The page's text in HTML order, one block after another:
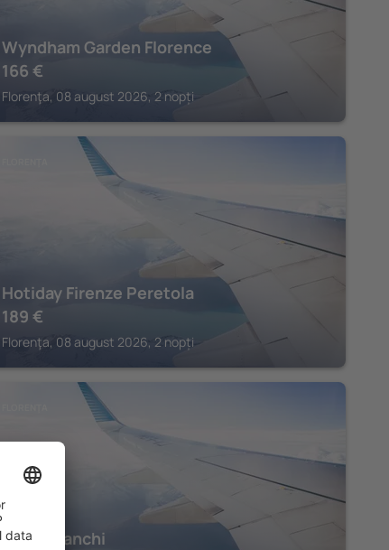
Wyndham Garden Florence
166 €
Florenţa, 08 august 2026, 2 nopți
Hotiday Firenze Peretola
189 €
Florenţa, 08 august 2026, 2 nopți
Hotel Franchi